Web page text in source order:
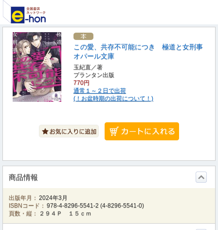
この愛、共存不可能につき 極道と女刑事
オパール文庫
玉紀直／著
プランタン出版
770円
通常１～２日で出荷
(！お盆時期の出荷について！)
商品情報
出版年月： 2024年3月
ISBNコード： 978-4-8296-5541-2 (4-8296-5541-0)
頁数・縦：
２９４Ｐ １５ｃｍ